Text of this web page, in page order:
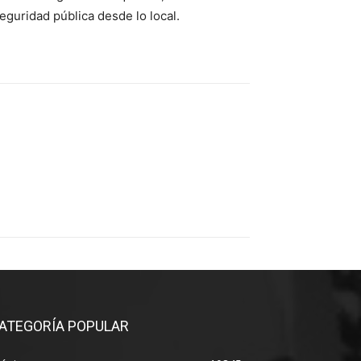
pública desde lo local.
POPULAR